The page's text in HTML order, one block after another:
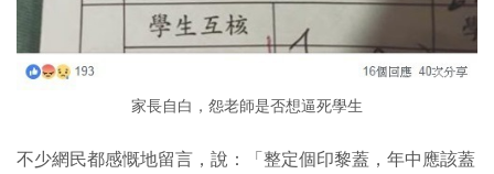
家長自白，怨老師是否想逼死學生
不少網民都感慨地留言，說：「整定個印黎蓋，年中應該蓋